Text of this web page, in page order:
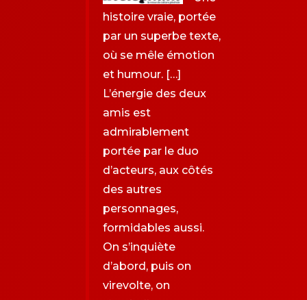
histoire vraie, portée
par un superbe texte,
où se mêle émotion
et humour. […]
L’énergie des deux
amis est
admirablement
portée par le duo
d’acteurs, aux côtés
des autres
personnages,
formidables aussi.
On s’inquiète
d’abord, puis on
virevolte, on